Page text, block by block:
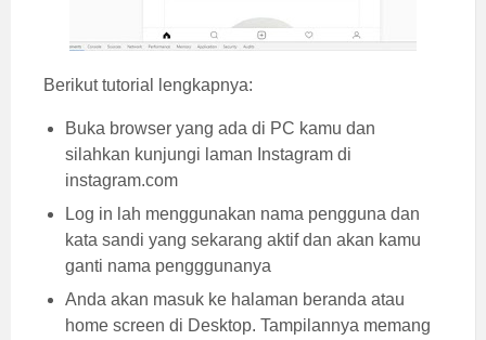
Berikut tutorial lengkapnya:
Buka browser yang ada di PC kamu dan
silahkan kunjungi laman Instagram di
instagram.com
Log in lah menggunakan nama pengguna dan
kata sandi yang sekarang aktif dan akan kamu
ganti nama pengggunanya
Anda akan masuk ke halaman beranda atau
home screen di Desktop. Tampilannya memang